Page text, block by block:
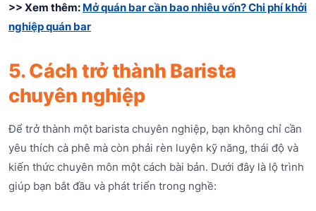
>> Xem thêm: Mở quán bar cần bao nhiêu vốn? Chi phí khởi
nghiệp quán bar
5. Cách trở thành Barista
chuyên nghiệp
Để trở thành một barista chuyên nghiệp, bạn không chỉ cần
yêu thích cà phê mà còn phải rèn luyện kỹ năng, thái độ và
kiến thức chuyên môn một cách bài bản. Dưới đây là lộ trình
giúp bạn bắt đầu và phát triển trong nghề: